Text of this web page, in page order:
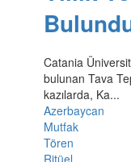
Catania
bulunan Tava
kazılarda, Ka...
Azerbaycan
Mutfak
Tören
Ritüel